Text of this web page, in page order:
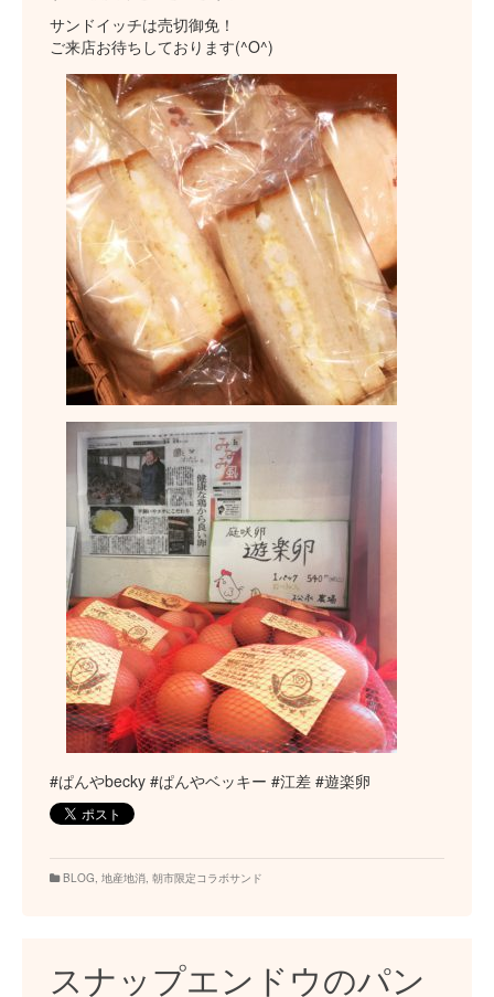
サンドイッチは売切御免！
ご来店お待ちしております(^O^)
#ぱんやbecky #ぱんやベッキー #江差 #遊楽卵
BLOG 地産地消 朝市限定コラボサンド
スナップエンドウのパン